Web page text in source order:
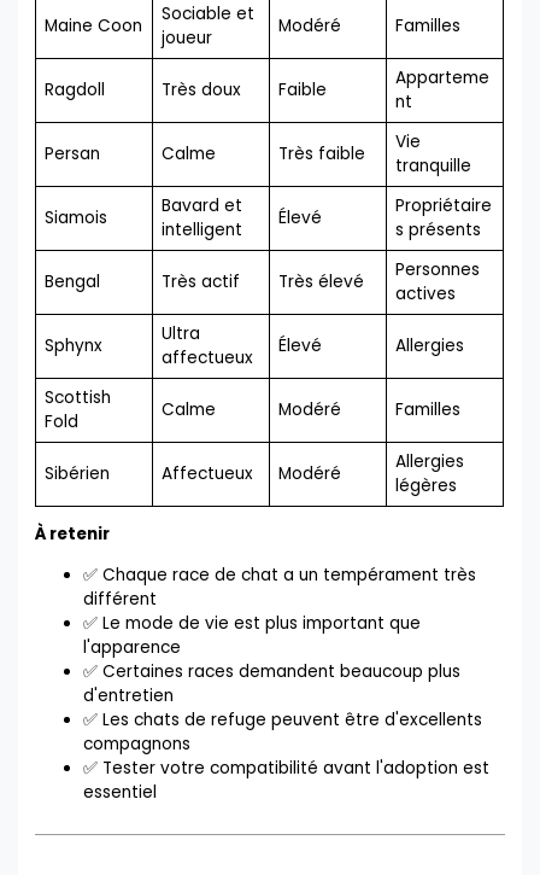
Maine Coon
Sociable et
joueur
Modéré Familles
Ragdoll Très doux Faible
Apparteme
nt
Persan Calme Très faible
Vie
tranquille
Siamois
Bavard et
intelligent
Élevé
Propriétaire
s présents
Bengal Très actif Très élevé
Personnes
actives
Sphynx
Ultra
affectueux
Élevé Allergies
Scottish
Fold
Calme Modéré Familles
Sibérien Affectueux Modéré
Allergies
légères
À retenir
✅ Chaque race de chat a un tempérament très
différent
✅ Le mode de vie est plus important que
l'apparence
✅ Certaines races demandent beaucoup plus
d'entretien
✅ Les chats de refuge peuvent être d'excellents
compagnons
✅ Tester votre compatibilité avant l'adoption est
essentiel